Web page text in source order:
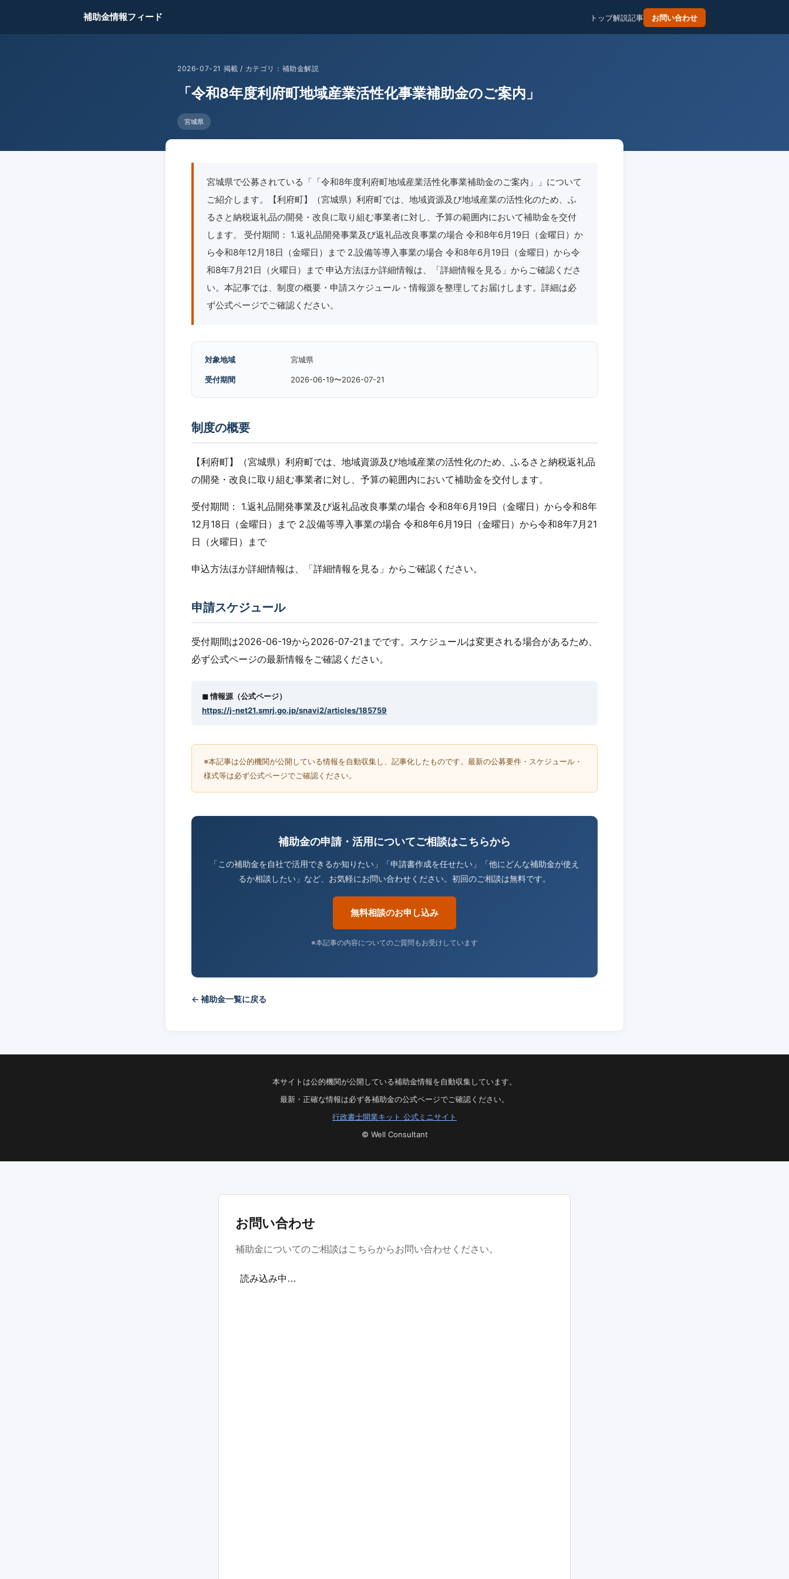
補助金情報フィード トップ解説記事 お問い合わせ
2026-07-21 掲載 / カテゴリ：補助金解説
「令和8年度利府町地域産業活性化事業補助金のご案内」
宮城県
宮城県で公募されている「「令和8年度利府町地域産業活性化事業補助金のご案内」」について
ご紹介します。【利府町】（宮城県）利府町では、地域資源及び地域産業の活性化のため、ふ
るさと納税返礼品の開発・改良に取り組む事業者に対し、予算の範囲内において補助金を交付
します。 受付期間： 1.返礼品開発事業及び返礼品改良事業の場合 令和8年6月19日（金曜日）か
ら令和8年12月18日（金曜日）まで 2.設備等導入事業の場合 令和8年6月19日（金曜日）から令
和8年7月21日（火曜日）まで 申込方法ほか詳細情報は、「詳細情報を見る」からご確認くださ
い。本記事では、制度の概要・申請スケジュール・情報源を整理してお届けします。詳細は必
ず公式ページでご確認ください。
対象地域 宮城県
受付期間 2026-06-19〜2026-07-21
制度の概要
【利府町】（宮城県）利府町では、地域資源及び地域産業の活性化のため、ふるさと納税返礼品
の開発・改良に取り組む事業者に対し、予算の範囲内において補助金を交付します。
受付期間： 1.返礼品開発事業及び返礼品改良事業の場合 令和8年6月19日（金曜日）から令和8年
12月18日（金曜日）まで 2.設備等導入事業の場合 令和8年6月19日（金曜日）から令和8年7月21
日（火曜日）まで
申込方法ほか詳細情報は、「詳細情報を見る」からご確認ください。
申請スケジュール
受付期間は2026-06-19から2026-07-21までです。スケジュールは変更される場合があるため、
必ず公式ページの最新情報をご確認ください。
◼︎ 情報源（公式ページ）
https://j-net21.smrj.go.jp/snavi2/articles/185759
※本記事は公的機関が公開している情報を自動収集し、記事化したものです。最新の公募要件・スケジュール・
様式等は必ず公式ページでご確認ください。
補助金の申請・活用についてご相談はこちらから
「この補助金を自社で活用できるか知りたい」「申請書作成を任せたい」「他にどんな補助金が使え
るか相談したい」など、お気軽にお問い合わせください。初回のご相談は無料です。
無料相談のお申し込み
※本記事の内容についてのご質問もお受けしています
← 補助金一覧に戻る
本サイトは公的機関が公開している補助金情報を自動収集しています。
最新・正確な情報は必ず各補助金の公式ページでご確認ください。
行政書士開業キット 公式ミニサイト
© Well Consultant
お問い合わせ
補助金についてのご相談はこちらからお問い合わせください。